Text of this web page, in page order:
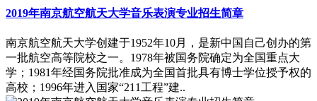
2019年南京航空航天大学音乐表演专业招生简章
南京航空航天大学创建于1952年10月，是新中国自己创办的第
一批航空高等院校之一。1978年被国务院确定为全国重点大
学；1981年经国务院批准成为全国首批具有博士学位授予权的
高校；1996年进入国家“211工程”建..